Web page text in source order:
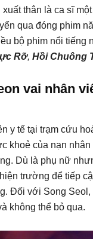
thân là ca sĩ
qua đóng phim
bộ phim nổi tiếng
Rỡ, Hồi Chuông
vai nhân
y tế tại trạm cứu
khoẻ của nạn
Dù là phụ nữ
trường để tiếp
Đối với Song Seol,
không thể bỏ qua.